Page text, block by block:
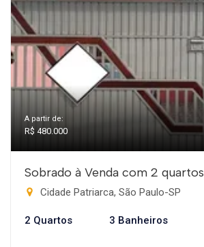
A partir de:
R$ 480.000
Sobrado à Venda com 2 quartos
Cidade Patriarca, São Paulo-SP
2 Quartos 3 Banheiros